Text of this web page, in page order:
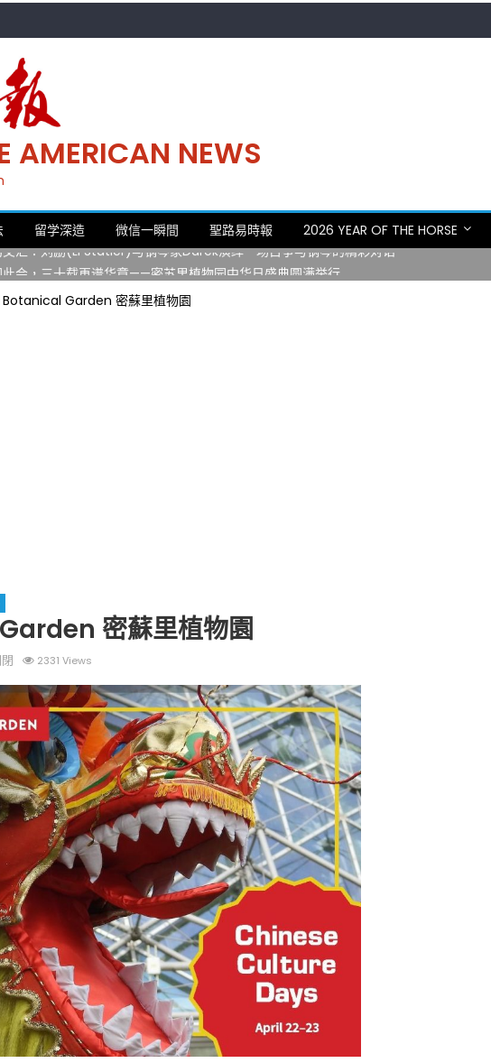
AMERICAN NEWS
留学深造 微信一瞬間 聖路易時報 2026 YEAR OF THE HORSE
，初夏又相逢。中华日，等你来赴约 —— 密苏里植物园“中华日三十周年特别报道（五）
汇：刘励(Li Statler)与钢琴家Darek演绎一场古筝与钢琴的精彩对话
此会，三十载再谱华章——密苏里植物园中华日盛典圆满举行
俱乐部5月16日龙舟体验日 邀请各界亲身体验划行乐趣 + 水上竞速魅力
Garden 密蘇里植物園
密蘇里植物園
2331 Views
圣路易时报广告
无需预约 免费赠送血压计供符合
欢迎参加索取! 4月18日星期六 上午
Grace UM Church
圣路易时报 圣路易时报广告
了解您的数字! 3月21日星期六 上午9点至中午
Grace UM Church 免费健康检查